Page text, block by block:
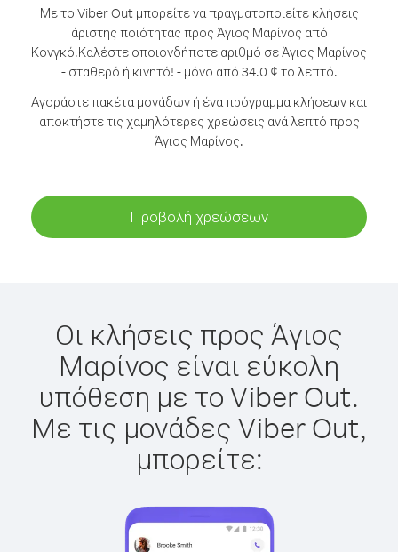
Με το Viber Out μπορείτε να πραγματοποιείτε κλήσεις
άριστης ποιότητας προς Άγιος Μαρίνος από
Κονγκό.Καλέστε οποιονδήποτε αριθμό σε Άγιος Μαρίνος
- σταθερό ή κινητό! - μόνο από 34.0 ¢ το λεπτό.
Αγοράστε πακέτα μονάδων ή ένα πρόγραμμα κλήσεων και
αποκτήστε τις χαμηλότερες χρεώσεις ανά λεπτό προς
Άγιος Μαρίνος.
Προβολή χρεώσεων
Οι κλήσεις προς Άγιος
Μαρίνος είναι εύκολη
υπόθεση με το Viber Out.
Με τις μονάδες Viber Out,
μπορείτε: